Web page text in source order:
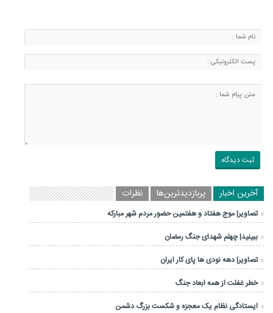
آخرین اخبار پربازدیدترین‌ها نظرات
تصاویر| موج هفتاد و هفتمین حضور مردم شهر مبارکه
ببینید| چهلم شهدای جنگ رمضان
تصاویر| دهه نودی ها پای کار ایران
خطر غفلت از همه ابعاد جنگ
ایستادگی نظام یک معجزه و شکست بزرگ دشمن